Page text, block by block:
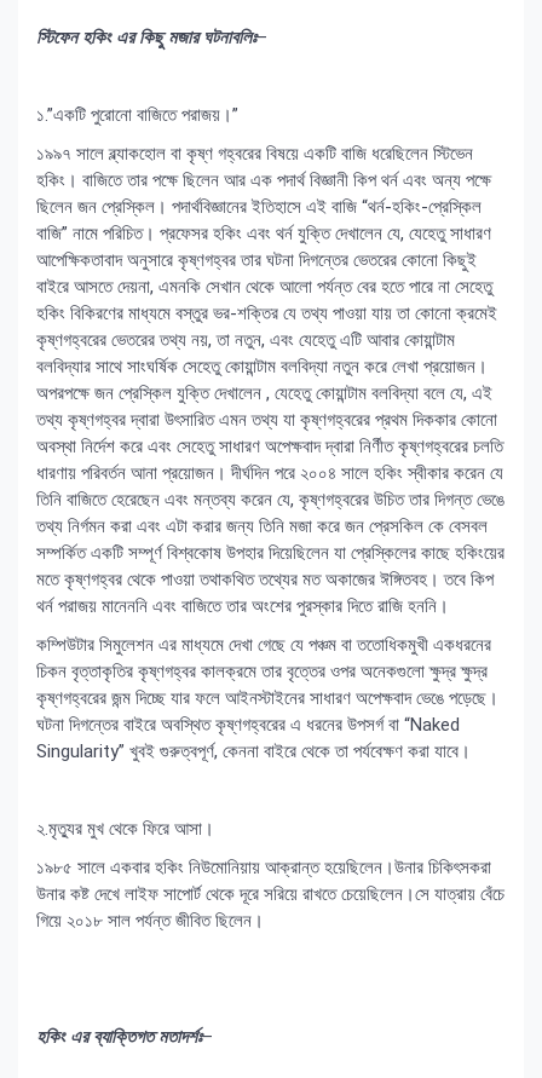
স্টিফেন হকিং এর কিছু মজার ঘটনাবলিঃ–
১.”একটি পুরোনো বাজিতে পরাজয়।”
১৯৯৭ সালে ব্ল্যাকহোল বা কৃষ্ণ গহ্বরের বিষয়ে একটি বাজি ধরেছিলেন স্টিভেন
হকিং। বাজিতে তার পক্ষে ছিলেন আর এক পদার্থ বিজ্ঞানী কিপ থর্ন এবং অন্য পক্ষে
ছিলেন জন প্রেস্কিল। পদার্থবিজ্ঞানের ইতিহাসে এই বাজি “থর্ন-হকিং-প্রেস্কিল
বাজি” নামে পরিচিত। প্রফেসর হকিং এবং থর্ন যুক্তি দেখালেন যে, যেহেতু সাধারণ
আপেক্ষিকতাবাদ অনুসারে কৃষ্ণগহ্বর তার ঘটনা দিগন্তের ভেতরের কোনো কিছুই
বাইরে আসতে দেয়না, এমনকি সেখান থেকে আলো পর্যন্ত বের হতে পারে না সেহেতু
হকিং বিকিরণের মাধ্যমে বস্তুর ভর-শক্তির যে তথ্য পাওয়া যায় তা কোনো ক্রমেই
কৃষ্ণগহ্বরের ভেতরের তথ্য নয়, তা নতুন, এবং যেহেতু এটি আবার কোয়ান্টাম
বলবিদ্যার সাথে সাংঘর্ষিক সেহেতু কোয়ান্টাম বলবিদ্যা নতুন করে লেখা প্রয়োজন।
অপরপক্ষে জন প্রেস্কিল যুক্তি দেখালেন , যেহেতু কোয়ান্টাম বলবিদ্যা বলে যে, এই
তথ্য কৃষ্ণগহ্বর দ্বারা উৎসারিত এমন তথ্য যা কৃষ্ণগহ্বরের প্রথম দিককার কোনো
অবস্থা নির্দেশ করে এবং সেহেতু সাধারণ অপেক্ষবাদ দ্বারা নির্ণীত কৃষ্ণগহ্বরের চলতি
ধারণায় পরিবর্তন আনা প্রয়োজন। দীর্ঘদিন পরে ২০০৪ সালে হকিং স্বীকার করেন যে
তিনি বাজিতে হেরেছেন এবং মন্তব্য করেন যে, কৃষ্ণগহ্বরের উচিত তার দিগন্ত ভেঙে
তথ্য নির্গমন করা এবং এটা করার জন্য তিনি মজা করে জন প্রেসকিল কে বেসবল
সম্পর্কিত একটি সম্পূর্ণ বিশ্বকোষ উপহার দিয়েছিলেন যা প্রেস্কিলের কাছে হকিংয়ের
মতে কৃষ্ণগহ্বর থেকে পাওয়া তথাকথিত তথ্যের মত অকাজের ঈঙ্গিতবহ। তবে কিপ
থর্ন পরাজয় মানেননি এবং বাজিতে তার অংশের পুরস্কার দিতে রাজি হননি।
কম্পিউটার সিমুলেশন এর মাধ্যমে দেখা গেছে যে পঞ্চম বা ততোধিকমুখী একধরনের
চিকন বৃত্তাকৃতির কৃষ্ণগহ্বর কালক্রমে তার বৃত্তের ওপর অনেকগুলো ক্ষুদ্র ক্ষুদ্র
কৃষ্ণগহ্বরের জন্ম দিচ্ছে যার ফলে আইনস্টাইনের সাধারণ অপেক্ষবাদ ভেঙে পড়েছে।
ঘটনা দিগন্তের বাইরে অবস্থিত কৃষ্ণগহ্বরের এ ধরনের উপসর্গ বা “Naked
Singularity” খুবই গুরুত্বপূর্ণ, কেননা বাইরে থেকে তা পর্যবেক্ষণ করা যাবে।
২.মৃত্যুর মুখ থেকে ফিরে আসা।
১৯৮৫ সালে একবার হকিং নিউমোনিয়ায় আক্রান্ত হয়েছিলেন।উনার চিকিৎসকরা
উনার কষ্ট দেখে লাইফ সাপোর্ট থেকে দূরে সরিয়ে রাখতে চেয়েছিলেন।সে যাত্রায় বেঁচে
গিয়ে ২০১৮ সাল পর্যন্ত জীবিত ছিলেন।
হকিং এর ব্যাক্তিগত মতাদর্শঃ–